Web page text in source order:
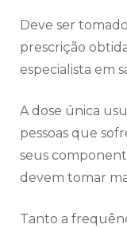
Deve ser
prescrição
especialista em
A dose única
pessoas que
seus
devem tomar
Tanto a